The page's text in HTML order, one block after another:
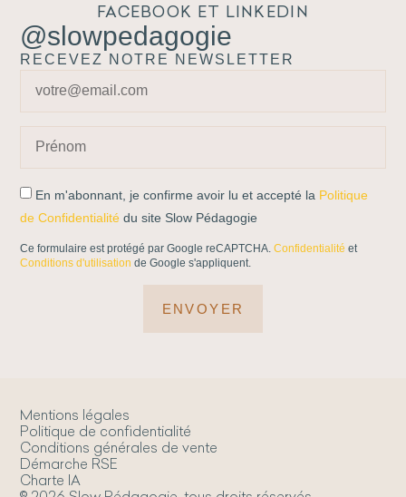
FACEBOOK ET LINKEDIN
@slowpedagogie
RECEVEZ NOTRE NEWSLETTER
En m'abonnant, je confirme avoir lu et accepté la Politique
de Confidentialité du site Slow Pédagogie
Ce formulaire est protégé par Google reCAPTCHA.Confidentialité et
Conditions d'utilisation de Google s'appliquent.
ENVOYER
Mentions légales
Politique de confidentialité
Conditions générales de vente
Démarche RSE
Charte IA